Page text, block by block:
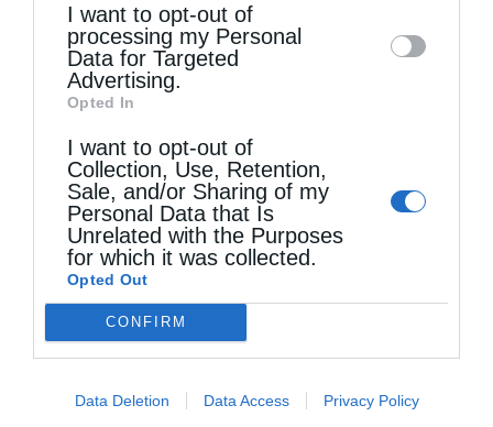
disclose it to other third parties.
I want to opt-out of
processing my Personal
Data for Targeted
Advertising.
Opted In
I want to opt-out of
Collection, Use, Retention,
Sale, and/or Sharing of my
Personal Data that Is
Unrelated with the Purposes
for which it was collected.
Opted Out
CONFIRM
Data Deletion Data Access Privacy Policy